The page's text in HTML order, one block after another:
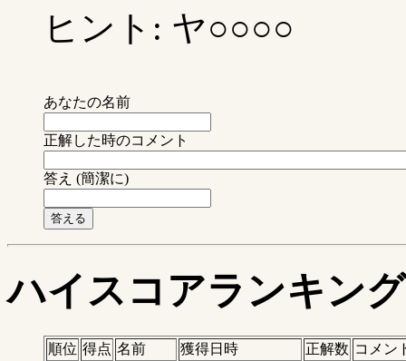
ヒント: ヤ○○○○
あなたの名前
正解した時のコメント
答え (簡潔に)
ハイスコアランキング
順位 得点 名前 獲得日時 正解数 コメン